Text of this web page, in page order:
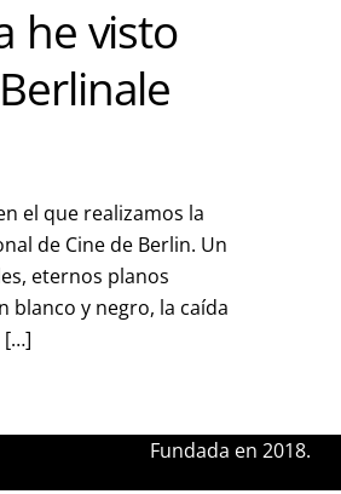
he visto
el que realizamos la
de Cine de Berlin. Un
eternos planos
blanco y negro, la caída
[…]
Fundada en 2018.